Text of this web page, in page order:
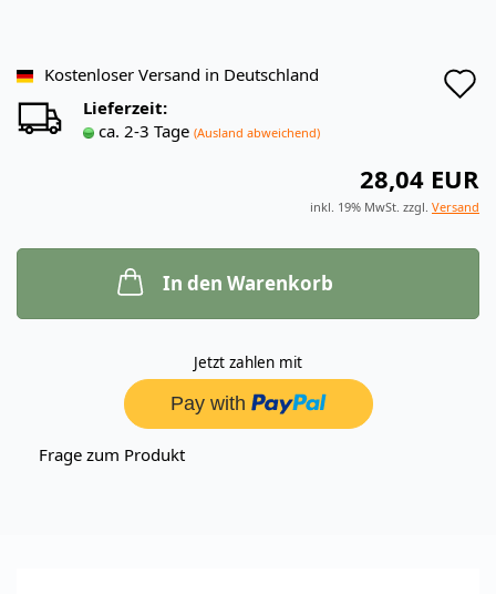
Kostenloser Versand in Deutschland
Lieferzeit:
ca. 2-3 Tage (Ausland abweichend)
28,04 EUR
inkl. 19% MwSt. zzgl. Versand
In den Warenkorb
Jetzt zahlen mit
Frage zum Produkt